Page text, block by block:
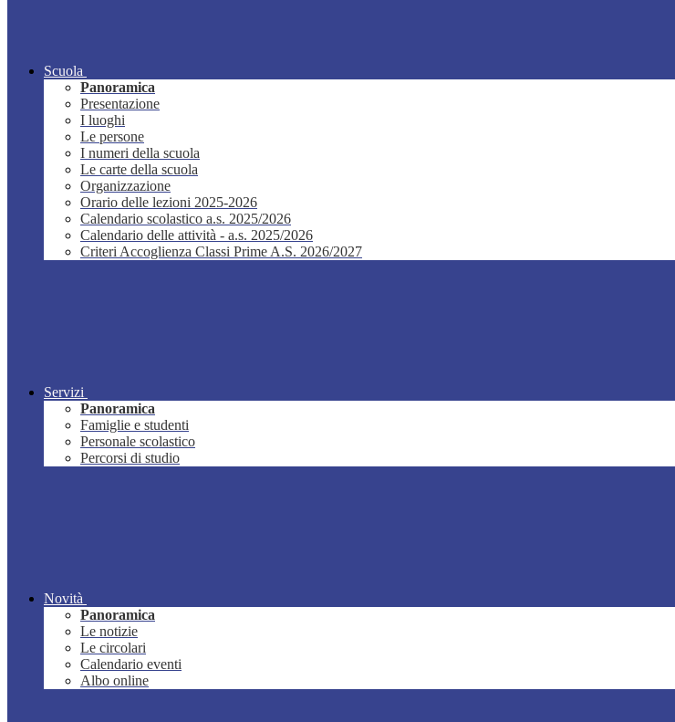
Scuola
Panoramica
Presentazione
I luoghi
Le persone
I numeri della scuola
Le carte della scuola
Organizzazione
Orario delle lezioni 2025-2026
Calendario scolastico a.s. 2025/2026
Calendario delle attività - a.s. 2025/2026
Criteri Accoglienza Classi Prime A.S. 2026/2027
Servizi
Panoramica
Famiglie e studenti
Personale scolastico
Percorsi di studio
Novità
Panoramica
Le notizie
Le circolari
Calendario eventi
Albo online